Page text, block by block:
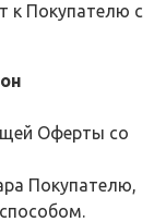
к Покупателю c
Оферты со
Покупателю,